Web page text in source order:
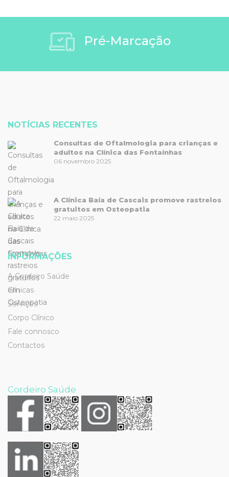
Pré-Marcação
NOTÍCIAS RECENTES
Consultas de Oftalmologia para crianças e
adultos na Clínica das Fontaínhas
06 novembro 2025
A Clínica Baía de Cascais promove rastreios
gratuitos em Osteopatia
22 maio 2025
INFORMAÇÕES
A Cordeiro Saúde
Clínicas
Serviços
Corpo Clínico
Fale connosco
Contactos
Cordeiro Saúde